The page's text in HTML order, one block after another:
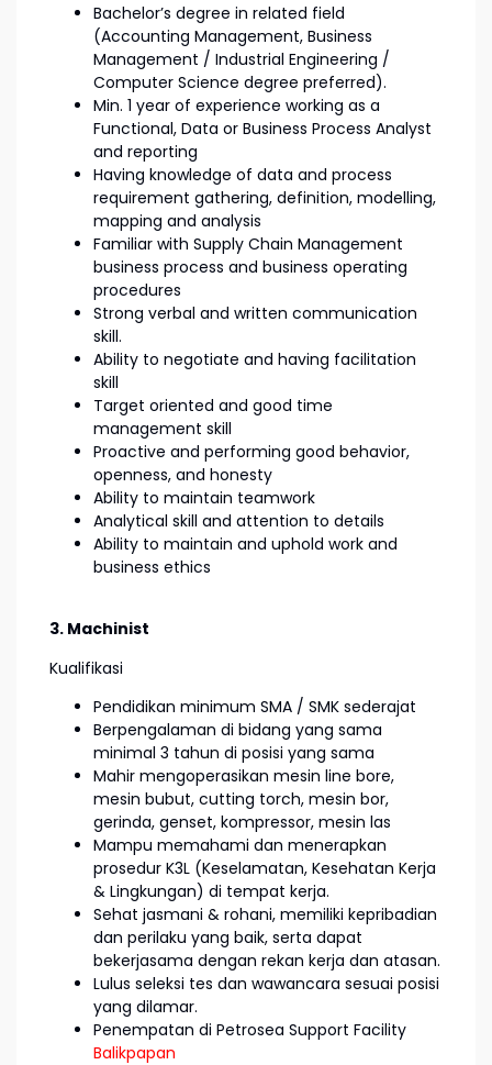
Bachelor’s degree in related field
(Accounting Management, Business
Management / Industrial Engineering /
Computer Science degree preferred).
Min. 1 year of experience working as a
Functional, Data or Business Process Analyst
and reporting
Having knowledge of data and process
requirement gathering, definition, modelling,
mapping and analysis
Familiar with Supply Chain Management
business process and business operating
procedures
Strong verbal and written communication
skill.
Ability to negotiate and having facilitation
skill
Target oriented and good time
management skill
Proactive and performing good behavior,
openness, and honesty
Ability to maintain teamwork
Analytical skill and attention to details
Ability to maintain and uphold work and
business ethics
3. Machinist
Kualifikasi
Pendidikan minimum SMA / SMK sederajat
Berpengalaman di bidang yang sama
minimal 3 tahun di posisi yang sama
Mahir mengoperasikan mesin line bore,
mesin bubut, cutting torch, mesin bor,
gerinda, genset, kompressor, mesin las
Mampu memahami dan menerapkan
prosedur K3L (Keselamatan, Kesehatan Kerja
& Lingkungan) di tempat kerja.
Sehat jasmani & rohani, memiliki kepribadian
dan perilaku yang baik, serta dapat
bekerjasama dengan rekan kerja dan atasan.
Lulus seleksi tes dan wawancara sesuai posisi
yang dilamar.
Penempatan di Petrosea Support Facility
Balikpapan